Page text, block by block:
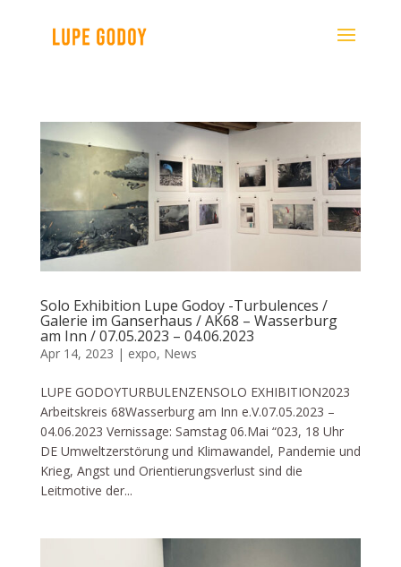
Solo Exhibition Lupe Godoy -Turbulences /
Galerie im Ganserhaus / AK68 – Wasserburg
am Inn / 07.05.2023 – 04.06.2023
Apr 14, 2023 | expo, News
LUPE GODOYTURBULENZENSOLO EXHIBITION2023
Arbeitskreis 68Wasserburg am Inn e.V.07.05.2023 –
04.06.2023 Vernissage: Samstag 06.Mai “023, 18 Uhr
DE Umweltzerstörung und Klimawandel, Pandemie und
Krieg, Angst und Orientierungsverlust sind die
Leitmotive der...